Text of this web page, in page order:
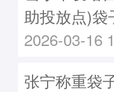
助投放点)袋
2026-03-16
张宁称重袋